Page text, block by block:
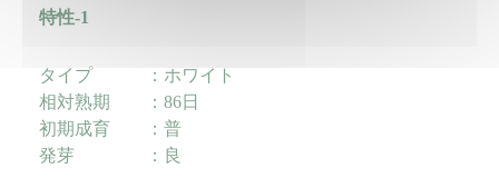
特性-1
タイプ ：ホワイト
相対熟期 ：86日
初期成育 ：普
発芽 ：良